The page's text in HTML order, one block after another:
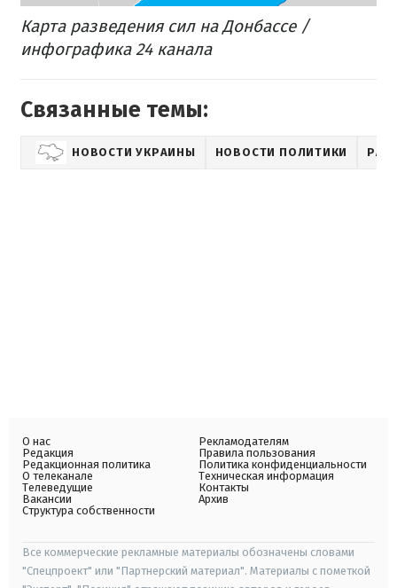
Карта разведения сил на Донбассе /
инфографика 24 канала
Связанные темы:
НОВОСТИ УКРАИНЫ НОВОСТИ ПОЛИТИКИ
О нас
Редакция
Редакционная политика
О телеканале
Телеведущие
Вакансии
Структура собственности
Рекламодателям
Правила пользования
Политика конфиденциальности
Техническая информация
Контакты
Архив
Все коммерческие рекламные материалы обозначены словами
"Спецпроект" или "Партнерский материал". Материалы с пометкой